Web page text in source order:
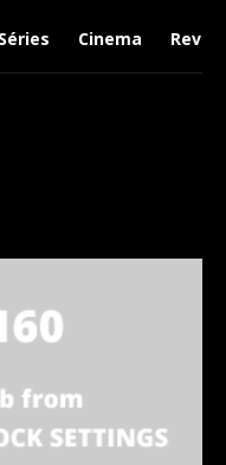
Séries Cinema